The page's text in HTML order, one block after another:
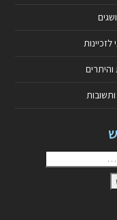
לזכיינות
והיתרים